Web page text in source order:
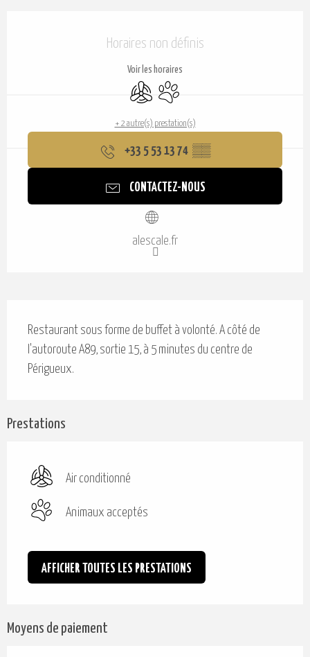
Horaires non définis
Voir les horaires
Air conditionnéAnimaux acceptés
+ 2 autre(s) prestation(s)
+33 5 53 13 74 ▒▒
CONTACTEZ-NOUS
alescale.fr
Restaurant sous forme de buffet à volonté. A côté de
l'autoroute A89, sortie 15, à 5 minutes du centre de
Périgueux.
Prestations
Air conditionné
Animaux acceptés
AFFICHER TOUTES LES PRESTATIONS
Moyens de paiement